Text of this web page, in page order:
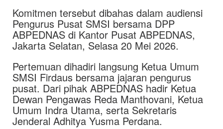
Komitmen tersebut dibahas dalam audiensi
Pengurus Pusat SMSI bersama DPP
ABPEDNAS di Kantor Pusat ABPEDNAS,
Jakarta Selatan, Selasa 20 Mei 2026.
Pertemuan dihadiri langsung Ketua Umum
SMSI Firdaus bersama jajaran pengurus
pusat. Dari pihak ABPEDNAS hadir Ketua
Dewan Pengawas Reda Manthovani, Ketua
Umum Indra Utama, serta Sekretaris
Jenderal Adhitya Yusma Perdana.